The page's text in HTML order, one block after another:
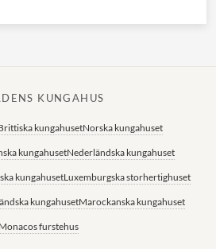
KUNGAHUS
kungahusetNorska kungahuset
kungahusetNederländska kungahuset
kungahusetLuxemburgska storhertighuset
kungahusetMarockanska kungahuset
Monacos furstehus